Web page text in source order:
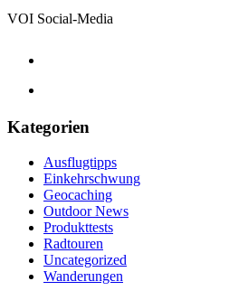
VOI Social-Media
Kategorien
Ausflugtipps
Einkehrschwung
Geocaching
Outdoor News
Produkttests
Radtouren
Uncategorized
Wanderungen